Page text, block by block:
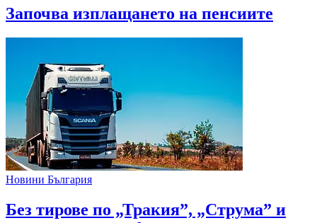
Започва изплащането на пенсиите
Новини България
Без тирове по „Тракия”, „Струма” и